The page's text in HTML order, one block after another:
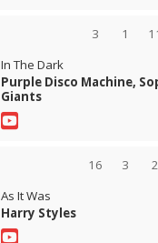
3 1
In The Dark
Purple Disco Machine,
Giants
16 3 2
As It Was
Harry Styles